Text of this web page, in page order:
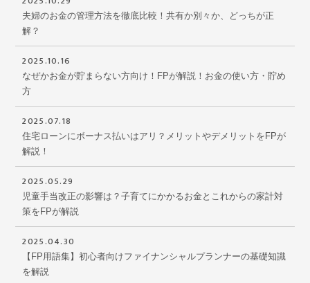
夫婦のお金の管理方法を徹底比較！共有か別々か、どっちが正
解？
2025.10.16
なぜかお金が貯まらない方向け！FPが解説！お金の使い方・貯め
方
2025.07.18
住宅ローンにボーナス払いはアリ？メリットやデメリットをFPが
解説！
2025.05.29
児童手当改正の影響は？子育てにかかるお金とこれからの家計対
策をFPが解説
2025.04.30
【FP用語集】初心者向けファイナンシャルプランナーの基礎知識
を解説